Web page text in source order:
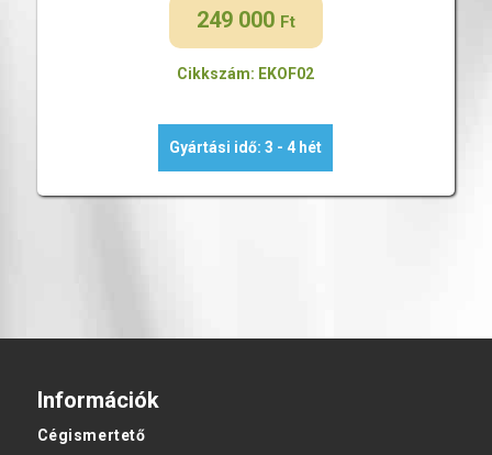
249 000 Ft
Cikkszám: EKOF02
Gyártási idő: 3 - 4 hét
Információk
Cégismertető